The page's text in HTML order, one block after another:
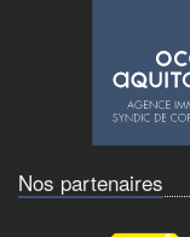
Nos partenaires